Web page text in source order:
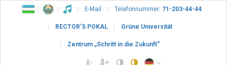
E-Mail Telefonnummer: 71-203-44-44
RECTOR’S POKAL Grüne Universität
Zentrum „Schritt in die Zukunft“